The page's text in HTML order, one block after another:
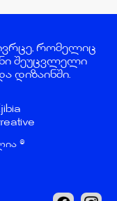
რომელიც
შეუცვლელი
დიზაინში.
©